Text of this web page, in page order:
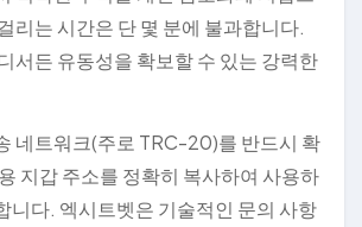
리는 시간은 단 몇 분에 불과합니다.
서든 유동성을 확보할 수 있는 강력한
네트워크(주로 TRC-20)를 반드시 확
지갑 주소를 정확히 복사하여 사용하
니다. 엑시트벳은 기술적인 문의 사항